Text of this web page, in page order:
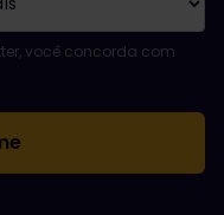
Tente novamente mais
para assinar a
você concorda com